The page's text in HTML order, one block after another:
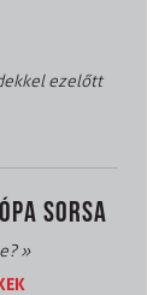
ezelőtt
SORSA
»